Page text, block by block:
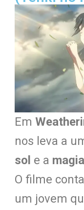
Em
nos leva a
sol e a magia
O filme
um jovem